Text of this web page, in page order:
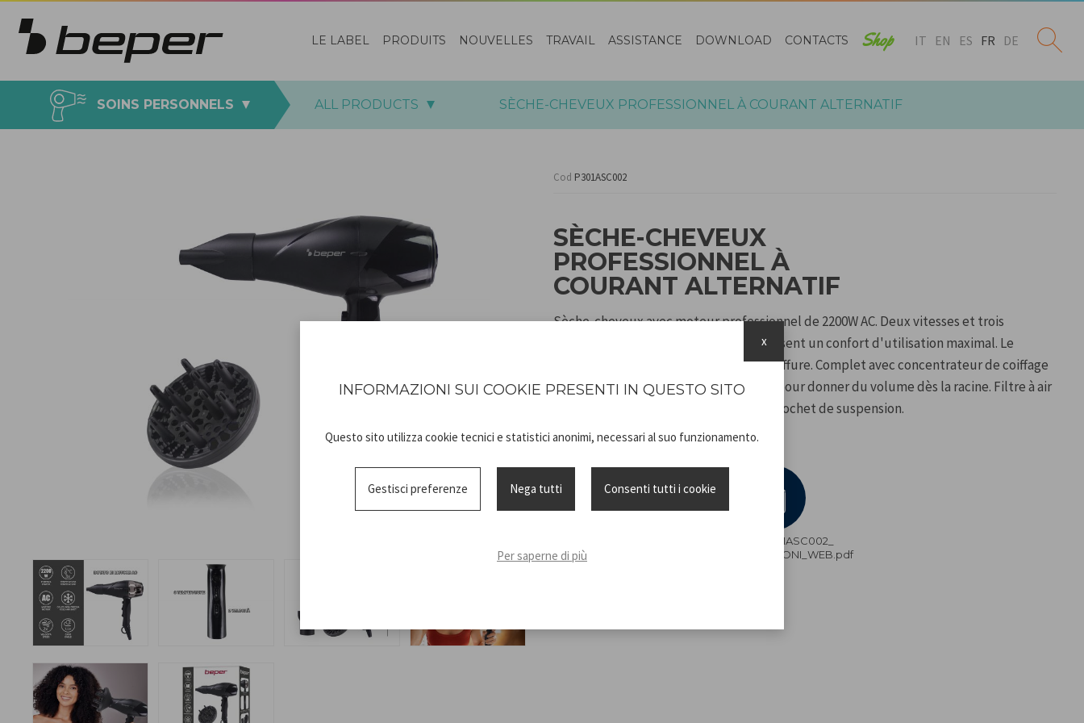
LE LABEL PRODUITS NOUVELLES TRAVAIL ASSISTANCE DOWNLOAD CONTACTS Shop IT EN ES FR DE
SOINS PERSONNELS ALL PRODUCTS SÈCHE-CHEVEUX PROFESSIONNEL À COURANT ALTERNATIF
Cod P301ASC002
SÈCHE-CHEVEUX
PROFESSIONNEL À
COURANT ALTERNATIF
Sèche-cheveux avec moteur professionnel de 2200W AC. Deux vitesses et trois
températures sélectionnables garantissent un confort d'utilisation maximal. Le
bouton d'air froid permet de fixer la coiffure. Complet avec concentrateur de coiffage
pour une coiffure parfaite et diffuseur pour donner du volume dès la racine. Filtre à air
amovible pour un nettoyage facile et crochet de suspension.
sheet
P301ASC002_
ISTRUZIONI_WEB.pdf
INFORMAZIONI SUI COOKIE PRESENTI IN QUESTO SITO
Questo sito utilizza cookie tecnici e statistici anonimi, necessari al suo funzionamento.
Gestisci preferenze Nega tutti Consenti tutti i cookie
Per saperne di più
x